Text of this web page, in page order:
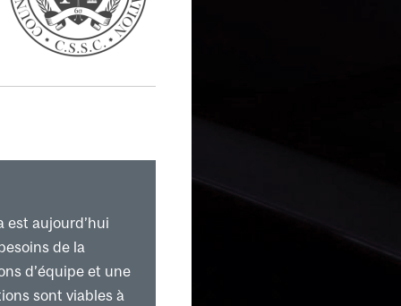
est aujourd’hui
de la
d’équipe et une
sont viables à